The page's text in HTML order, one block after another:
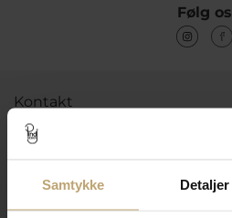
Samtykke Detaljer
Følg os
Kontakt
Åbningstider I Butikken
Praktiske Sider